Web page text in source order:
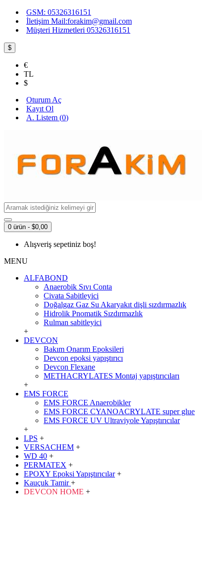
GSM: 05326316151
İletişim Mail:forakim@gmail.com
Müşteri Hizmetleri 05326316151
$
€
TL
$
Oturum Aç
Kayıt Ol
A. Listem (0)
0 ürün - $0,00
Alışveriş sepetiniz boş!
MENU
ALFABOND
Anaerobik Sıvı Conta
Civata Sabitleyici
Doğalgaz Gaz Su Akaryakıt dişli sızdırmazlık
Hidrolik Pnomatik Sızdırmazlık
Rulman sabitleyici
+
DEVCON
Bakım Onarım Epoksileri
Devcon epoksi yapıştırıcı
Devcon Flexane
METHACRYLATES Montaj yapıştırıcıları
+
EMS FORCE
EMS FORCE Anaerobikler
EMS FORCE CYANOACRYLATE super glue
EMS FORCE UV Ultraviyole Yapıştırıcılar
+
LPS +
VERSACHEM +
WD 40 +
PERMATEX +
EPOXY Epoksi Yapıştırıcılar +
Kauçuk Tamir+
DEVCON HOME +